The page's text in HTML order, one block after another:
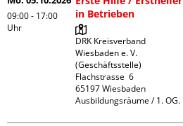
09:00 - 17:00
Uhr
in Betrieben
DRK Kreisverband
Wiesbaden e. V.
(Geschäftsstelle)
Flachstrasse  6
65197 Wiesbaden
Ausbildungsräume / 1. OG.